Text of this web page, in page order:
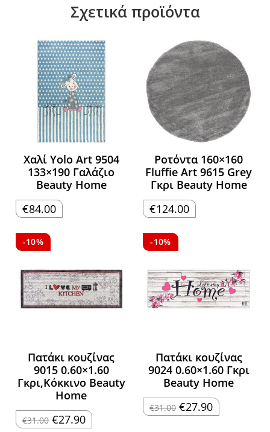
Σχετικά προϊόντα
Χαλί Yolo Art 9504
133×190 Γαλάζιο
Beauty Home
€84.00
Ροτόντα 160×160
Fluffie Art 9615 Grey
Γκρι Beauty Home
€124.00
-10%
Πατάκι κουζίνας
9015 0.60×1.60
Γκρι,Κόκκινο Beauty
Home
€31.00 Original
price
€27.90Η
τρέχουσα
-10%
Πατάκι κουζίνας
9024 0.60×1.60 Γκρι
Beauty Home
€31.00 Original
price
€27.90Η
τρέχουσα